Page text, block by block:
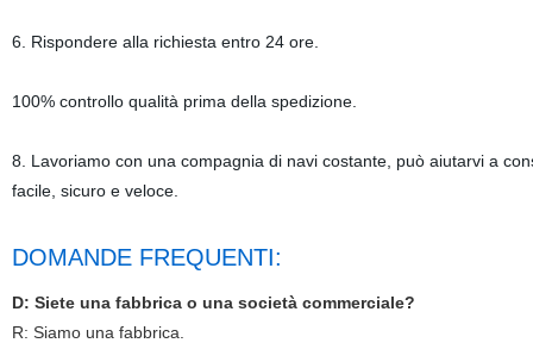
6. Rispondere alla richiesta entro 24 ore.
100% controllo qualità prima della spedizione.
8. Lavoriamo con una compagnia di navi costante, può aiutarvi a
facile, sicuro e veloce.
DOMANDE FREQUENTI:
D: Siete una fabbrica o una società commerciale?
R: Siamo una fabbrica.